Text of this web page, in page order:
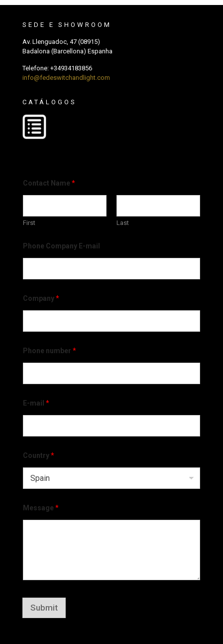
SEDE E SHOWROOM
Av. Llenguadoc, 47 (08915)
Badalona (Barcellona) Espanha
Telefone: +34934183856
info@fedeswitchandlight.com
CATÁLOGOS
Contact Name *
First Last
Phone Company E-mail
Company*
Phone number *
E-mail *
Country*
Message *
Submit